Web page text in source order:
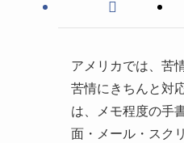
アメリカでは、苦
苦情にきちんと対
は、メモ程度の手
面・メール・スク